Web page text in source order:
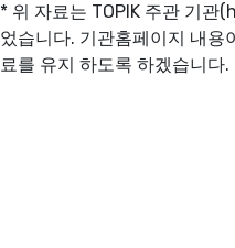
* 위 자료는 TOPIK 주관 기
었습니다. 기관홈페이지 내용
료를 유지 하도록 하겠습니다.